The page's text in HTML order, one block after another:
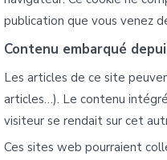
publication que vous venez
Contenu embarqué
Les articles de ce site
articles…). Le contenu
visiteur se rendait sur cet
Ces sites web pourraient